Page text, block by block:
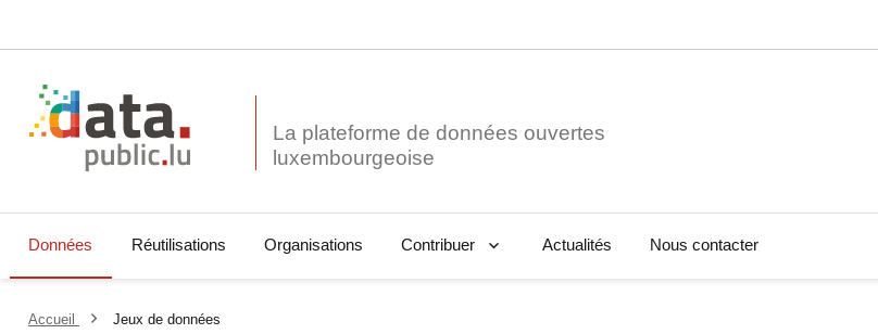
La plateforme de données ouvertes
Données Réutilisations Organisations Contribuer Actualités Nous contacter
Accueil Jeux de données